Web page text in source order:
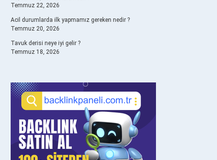
Temmuz 22, 2026
Acil durumlarda ilk yapmamız gereken nedir ?
Temmuz 20, 2026
Tavuk derisi neye iyi gelir ?
Temmuz 18, 2026